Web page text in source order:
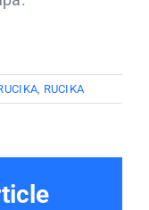
, RUCIKA